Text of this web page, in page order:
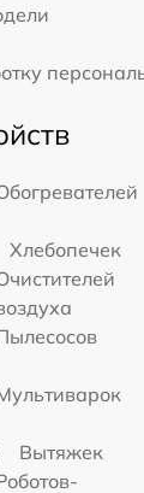
Хлебопечек
Вытяжек